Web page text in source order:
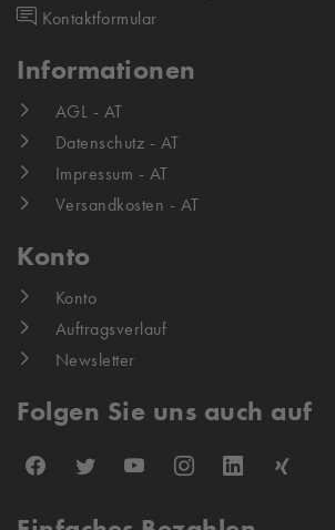
Kontaktformular
Informationen
AGL - AT
Datenschutz - AT
Impressum - AT
Versandkosten - AT
Konto
Konto
Auftragsverlauf
Newsletter
Folgen Sie uns auch auf